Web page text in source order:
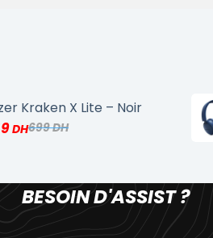
Kraken X Lite – Noir
699
BESOIN D'ASSIST ?